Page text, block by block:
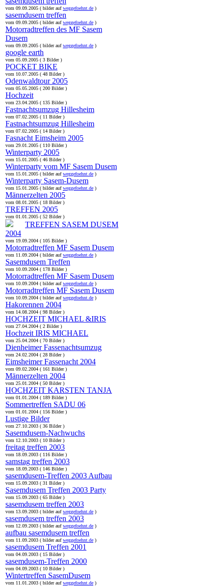
vom 09.09.2005 ( bilder aufweggefoehnt.de )
sasemdusem treffen
vom 09.09.2005 ( bilder aufweggefoehnt.de )
Motorradtreffen des MF Sasem
Dusem
vom 09.09.2005 ( bilder aufweggefoehnt.de )
google earth
vom 05.09.2005 ( 3 Bilder )
POCKET BIKE
vom 10.07.2005 ( 48 Bilder )
Odenwaldtour 2005
vom 05.05.2005 ( 200 Bilder )
Hochzeit
vom 23.04.2005 ( 135 Bilder )
Fastnachtsumzug Hillesheim
vom 07.02.2005 ( 11 Bilder )
Fastnachtsumzug Hillesheim
vom 07.02.2005 ( 14 Bilder )
Fasnacht Eimsheim 2005
vom 29.01.2005 ( 110 Bilder )
Winterparty 2005
vom 15.01.2005 ( 46 Bilder )
Winterparty vom MF Sasem Dusem
vom 15.01.2005 ( bilder aufweggefoehnt.de )
Winterparty Sasem-Dusem
vom 15.01.2005 ( bilder aufweggefoehnt.de )
Männerzelten 2005
vom 08.01.2005 ( 18 Bilder )
TREFFEN 2005
vom 01.01.2005 ( 52 Bilder )
TREFFEN SASEM DUSEM
2004
vom 19.09.2004 ( 105 Bilder )
Motorradtreffen MF Sasem Dusem
vom 11.09.2004 ( bilder aufweggefoehnt.de )
Sasemdusem Treffen
vom 10.09.2004 ( 178 Bilder )
Motorradtreffen MF Sasem Dusem
vom 10.09.2004 ( bilder aufweggefoehnt.de )
Motorradtreffen MF Sasem Dusem
vom 10.09.2004 ( bilder aufweggefoehnt.de )
Hakorennen 2004
vom 14.08.2004 ( 98 Bilder )
HOCHZEIT MICHAEL &IRIS
vom 27.04.2004 ( 2 Bilder )
Hochzeit IRIS MICHAEL
vom 25.04.2004 ( 70 Bilder )
Dienheimer Fassenachtsumzug
vom 24.02.2004 ( 28 Bilder )
Eimsheimer Fassenacht 2004
vom 09.02.2004 ( 161 Bilder )
Männerzelten 2004
vom 25.01.2004 ( 50 Bilder )
HOCHZEIT KARSTEN TANJA
vom 01.01.2004 ( 189 Bilder )
Sommertreffen SADU 06
vom 01.01.2004 ( 156 Bilder )
Lustige Bilder
vom 27.10.2003 ( 36 Bilder )
Sasemdusem-Nachwuchs
vom 12.10.2003 ( 10 Bilder )
freitag treffen 2003
vom 18.09.2003 ( 116 Bilder )
samstag treffen 2003
vom 18.09.2003 ( 146 Bilder )
sasemdusem-Treffen 2003 Aufbau
vom 15.09.2003 ( 31 Bilder )
Sasemdusem Treffen 2003 Party
vom 15.09.2003 ( 65 Bilder )
sasemdusem treffen 2003
vom 13.09.2003 ( bilder aufweggefoehnt.de )
sasemdusem treffen 2003
vom 12.09.2003 ( bilder aufweggefoehnt.de )
aufbau sasemdusem treffen
vom 11.09.2003 ( bilder aufweggefoehnt.de )
sasemdusem Treffen 2001
vom 04.09.2003 ( 15 Bilder )
sasemdusem-Treffen 2000
vom 04.09.2003 ( 10 Bilder )
Wintertreffen SasemDusem
vom 11.01.2003 ( bilder aufweggefoehnt.de )